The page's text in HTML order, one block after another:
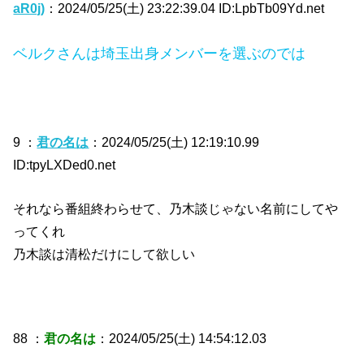
aR0j) ：2024/05/25(土) 23:22:39.04 ID:LpbTb09Yd.net
ベルクさんは埼玉出身メンバーを選ぶのでは
9 ：君の名は ：2024/05/25(土) 12:19:10.99
ID:tpyLXDed0.net
それなら番組終わらせて、乃木談じゃない名前にしてや
ってくれ
乃木談は清松だけにして欲しい
88 ：君の名は ：2024/05/25(土) 14:54:12.03